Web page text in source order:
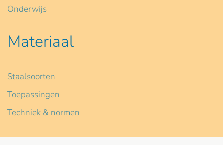
Onderwijs
Materiaal
Staalsoorten
Toepassingen
Techniek & normen